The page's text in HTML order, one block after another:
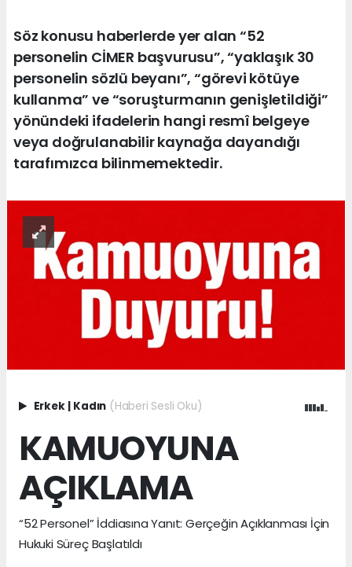
Söz konusu haberlerde yer alan “52
personelin CİMER başvurusu”, “yaklaşık 30
personelin sözlü beyanı”, “görevi kötüye
kullanma” ve “soruşturmanın genişletildiği”
yönündeki ifadelerin hangi resmî belgeye
veya doğrulanabilir kaynağa dayandığı
tarafımızca bilinmemektedir.
Erkek | Kadın (Haberi Sesli Oku)
KAMUOYUNA
AÇIKLAMA
“52 Personel” İddiasına Yanıt: Gerçeğin Açıklanması İçin
Hukuki Süreç Başlatıldı